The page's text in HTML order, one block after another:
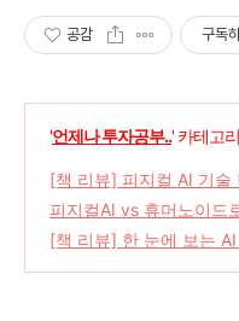
공감 구독
'언제나 투자공부..' 카테고
[책 리뷰] 피지컬 AI 기술
피지컬AI vs 휴머노이드
ETF는 어떻게 다를까?
(0)
[책 리뷰] 한 눈에 보는